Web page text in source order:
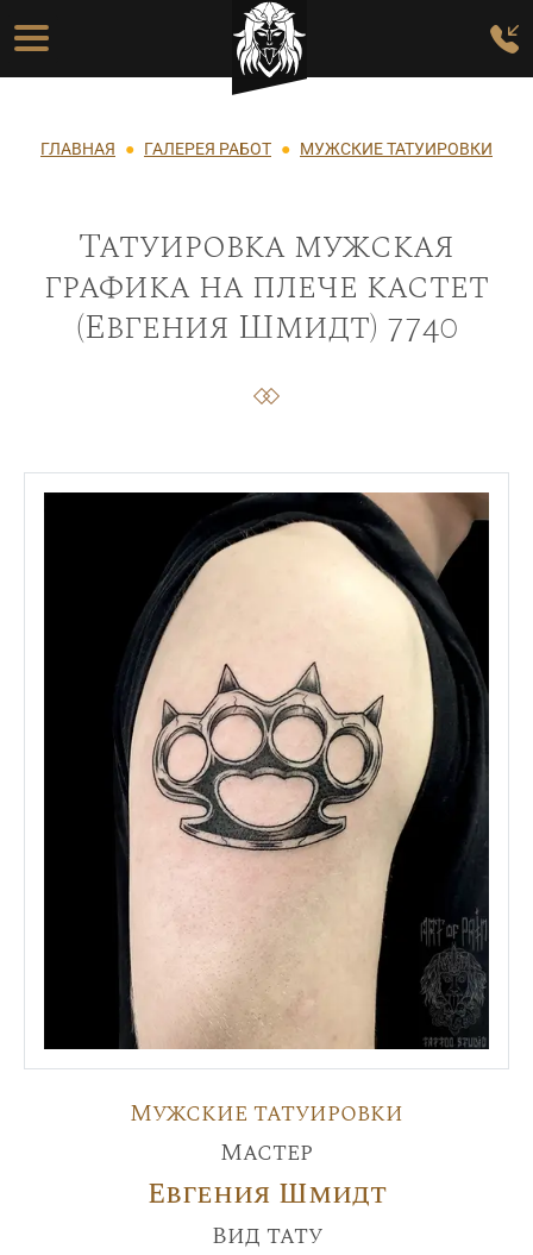
Перейти к основному содержанию
Основная навигация
Строка навигации
ГЛАВНАЯ ГАЛЕРЕЯ РАБОТ МУЖСКИЕ ТАТУИРОВКИ
Татуировка мужская
графика на плече кастет
(Евгения Шмидт) 7740
Мужские татуировки
Мастер
Евгения Шмидт
Вид тату